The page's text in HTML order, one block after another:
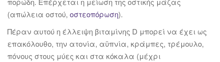
(απώλεια οστού, οστεοπόρωση).
Πέραν αυτού η έλλειψη βιταμίνης D μπορεί να έχει ως
επακόλουθο, την ατονία, αϋπνία, κράμπες, τρέμουλο,
πόνους στους μύες και στα κόκαλα (μέχρι